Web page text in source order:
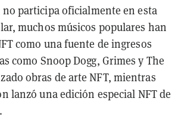
participa oficialmente en esta
muchos músicos populares han
como una fuente de ingresos
como Snoop Dogg, Grimes y The
obras de arte NFT, mientras
lanzó una edición especial NFT de